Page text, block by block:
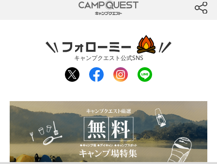
btn
CAMP QUEST
キャンプクエスト公式SNS
twit
ter
fac
ebo
inst
agr
line